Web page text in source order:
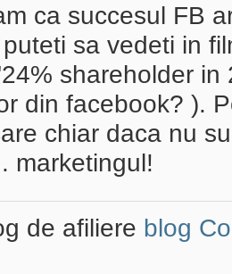
ca succesul FB
sa vedeti in
shareholder
din facebook? ).
chiar daca nu
marketingul!
de afiliere blog